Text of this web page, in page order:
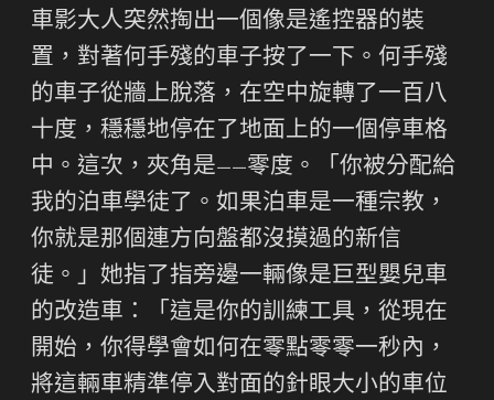
車影大人突然掏出一個像是遙控器的裝
置，對著何手殘的車子按了一下。何手殘
的車子從牆上脫落，在空中旋轉了一百八
十度，穩穩地停在了地面上的一個停車格
中。這次，夾角是——零度。「你被分配給
我的泊車學徒了。如果泊車是一種宗教，
你就是那個連方向盤都沒摸過的新信
徒。」她指了指旁邊一輛像是巨型嬰兒車
的改造車：「這是你的訓練工具，從現在
開始，你得學會如何在零點零零一秒內，
將這輛車精準停入對面的針眼大小的車位